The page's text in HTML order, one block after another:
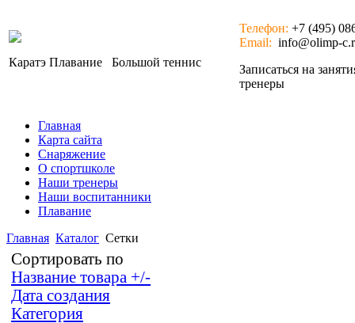
Каратэ Плавание Большой теннис
Телефон: +7 (495)
Email: info@olimp-
Записаться на
тренеры
Главная
Карта сайта
Снаряжение
О спортшколе
Наши тренеры
Наши воспитанники
Плавание
Главная Каталог Сетки
Сортировать по
Название товара +/-
Дата создания
Категория